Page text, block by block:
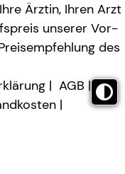
Ärztin, Ihren Arzt
unserer Vor-
des
AGB